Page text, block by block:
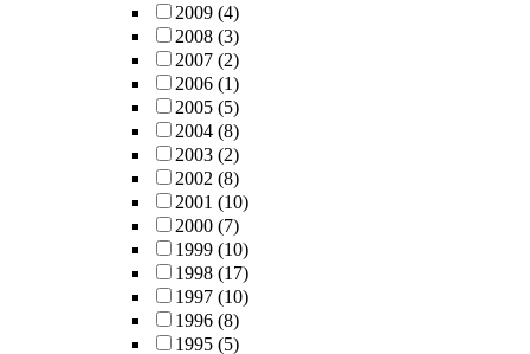
2009 (4)
2008 (3)
2007 (2)
2006 (1)
2005 (5)
2004 (8)
2003 (2)
2002 (8)
2001 (10)
2000 (7)
1999 (10)
1998 (17)
1997 (10)
1996 (8)
1995 (5)